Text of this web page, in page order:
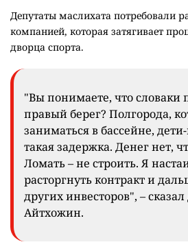
Депутаты маслихата потребовали
компанией, которая затягивает
дворца спорта.
"Вы понимаете, что словаки
правый берег? Полгорода,
заниматься в бассейне,
такая задержка. Денег нет,
Ломать – не строить. Я
расторгнуть контракт и
других инвесторов", –
Айтхожин.